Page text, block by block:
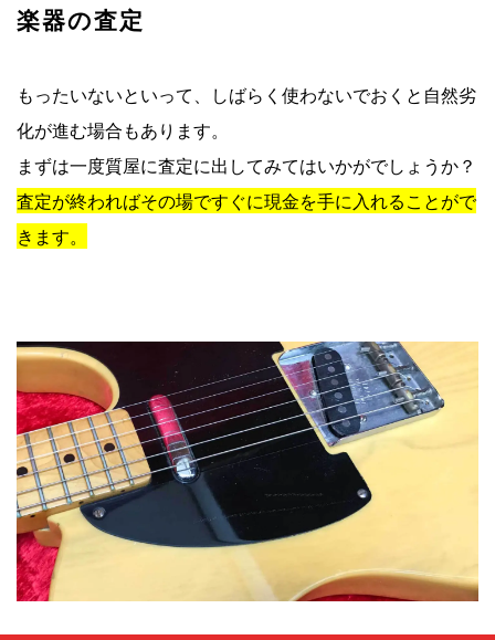
楽器の査定
もったいないといって、しばらく使わないでおくと自然劣
化が進む場合もあります。
まずは一度質屋に査定に出してみてはいかがでしょうか？
査定が終わればその場ですぐに現金を手に入れることがで
きます。